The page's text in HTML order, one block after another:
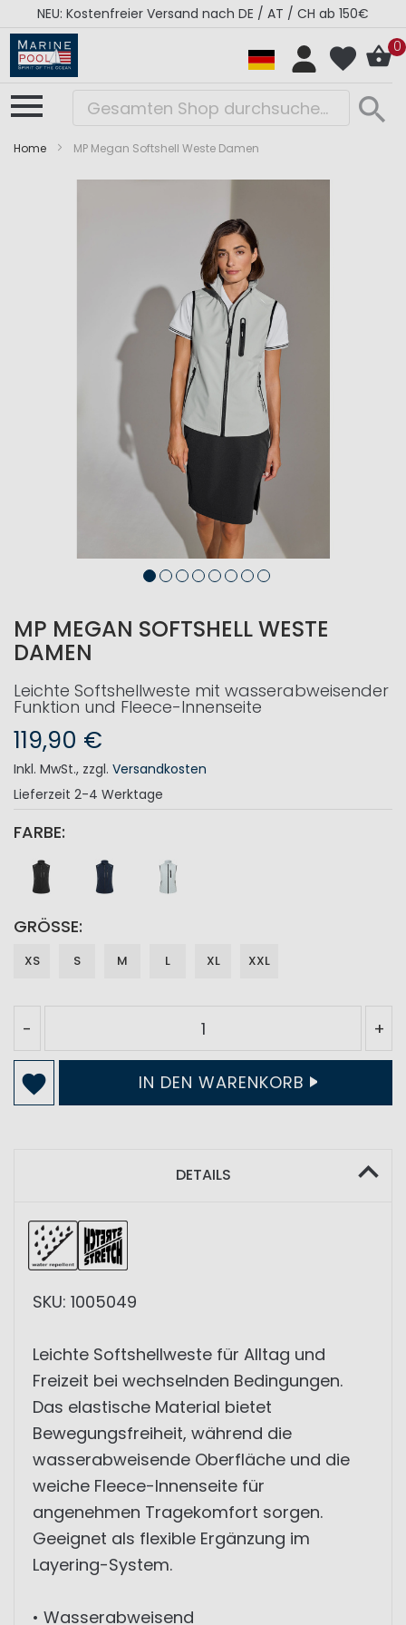
NEU: Kostenfreier Versand nach DE / AT / CH ab 150€
0
Home MP Megan Softshell Weste Damen
MP MEGAN SOFTSHELL WESTE
DAMEN
Leichte Softshellweste mit wasserabweisender
Funktion und Fleece-Innenseite
119,90 €
Inkl. MwSt., zzgl. Versandkosten
Lieferzeit 2-4 Werktage
FARBE
GRÖSSE
XS S M L XL XXL
- +
IN DEN WARENKORB
DETAILS
SKU: 1005049
Leichte Softshellweste für Alltag und
Freizeit bei wechselnden Bedingungen.
Das elastische Material bietet
Bewegungsfreiheit, während die
wasserabweisende Oberfläche und die
weiche Fleece-Innenseite für
angenehmen Tragekomfort sorgen.
Geeignet als flexible Ergänzung im
Layering-System.
• Wasserabweisend